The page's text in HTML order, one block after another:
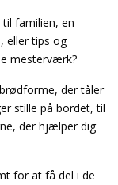
familien, en
eller tips og
mesterværk?
der tåler
stille på bordet, til
der hjælper dig
for at få del i de